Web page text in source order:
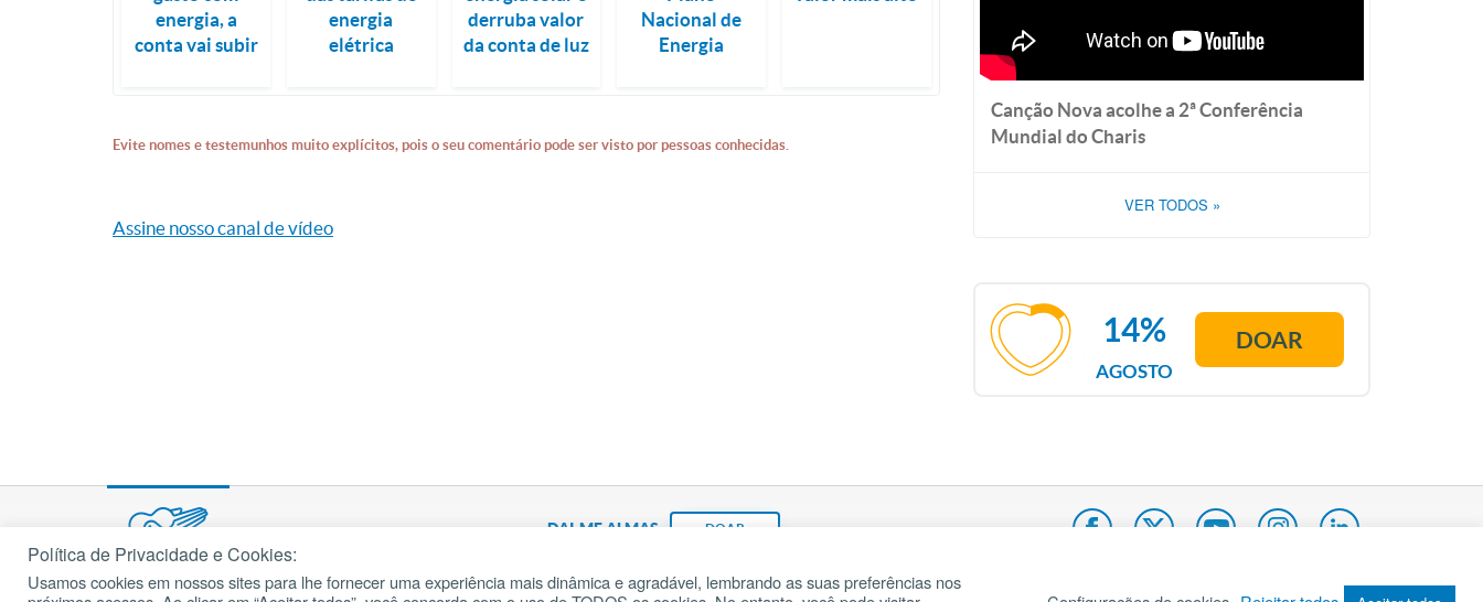
energia, a
conta vai subir
energia
elétrica
derruba valor
da conta de luz
Nacional de
Energia
Evite nomes e testemunhos muito explícitos, pois o seu comentário pode ser visto por pessoas conhecidas.
Assine nosso canal de vídeo
Canção Nova acolhe a 2ª Conferência
Mundial do Charis
VER TODOS »
AGOSTO
14% DOAR
DAI-ME ALMAS DOAR
cancaonova.com© 2002 – 2026
Política de Privacidade e Cookies:
Usamos cookies em nossos sites para lhe fornecer uma experiência mais dinâmica e agradável, lembrando as suas preferências nos